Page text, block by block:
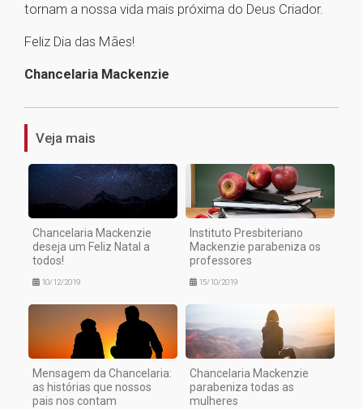
tornam a nossa vida mais próxima do Deus Criador.
Feliz Dia das Mães!
Chancelaria Mackenzie
Veja mais
Chancelaria Mackenzie
deseja um Feliz Natal a
todos!
10/12/2019
Instituto Presbiteriano
Mackenzie parabeniza os
professores
15/10/2019
Mensagem da Chancelaria:
as histórias que nossos
pais nos contam
Chancelaria Mackenzie
parabeniza todas as
mulheres